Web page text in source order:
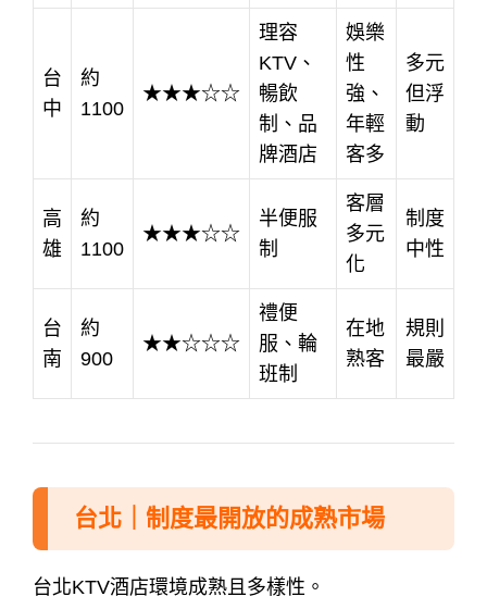
台
中
約
1100
★★★☆☆
理容
KTV、
暢飲
制、品
牌酒店
娛樂
性
強、
年輕
客多
多元
但浮
動
高
雄
約
1100
★★★☆☆
半便服
制
客層
多元
化
制度
中性
台
南
約
900
★★☆☆☆
禮便
服、輪
班制
在地
熟客
規則
最嚴
台北｜制度最開放的成熟市場
台北KTV酒店環境成熟且多樣性。